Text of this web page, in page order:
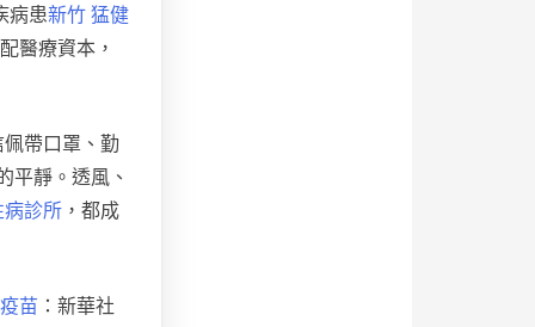
病患新竹 猛健
醫療資本，
帶口罩、勤
平靜。透風、
診所 ，都成
苗 ：新華社